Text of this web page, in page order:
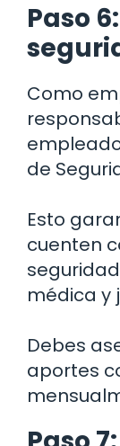
Paso
Como
de
Esto
cuenten
médica y
Debes
aportes